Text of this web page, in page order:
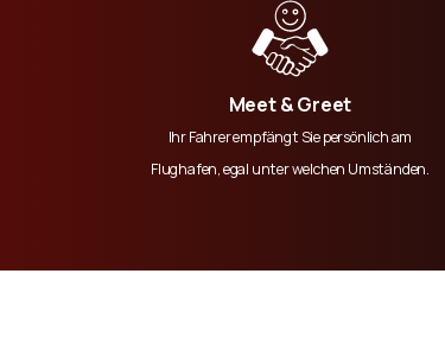
Meet & Greet
Ihr Fahrer empfängt Sie persönlich am
Flughafen, egal unter welchen Umständen.